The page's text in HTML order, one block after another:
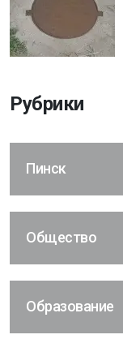
Рубрики
Пинск
Общество
Образование